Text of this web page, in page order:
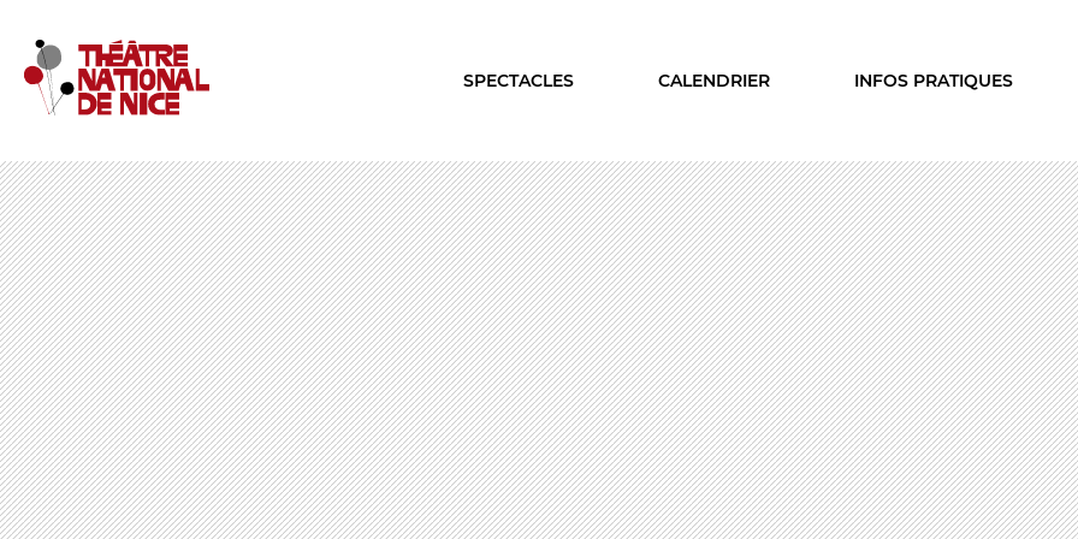
SPECTACLES CALENDRIER INFOS PRATIQUES
LE TNN
PRÉSENTATION
Muriel Mayette-Holtz
Le CDN
La Troupe et les élèves de l'ERACM
L’Équipe
Les Partenaires
LA SAISON
TOUTE LA SAISON
Les Spectacles
Le Calendrier
Productions & coproductions
Les Tournées
LES RENDEZ-VOUS
LE PUBLIC
VOUS ÊTES...
Enseignant
Relais
En famille
Étudiant
Entreprise
Entre amis, entre
Acteur des secteurs
médical et judiciaire
Brochure interactive